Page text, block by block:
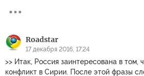
Roadstar
17 декабря 2016, 17:24
>> Итак, Россия заинтересована в том,
конфликт в Сирии. После этой фразы